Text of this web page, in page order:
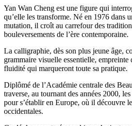
Yan Wan Cheng est une figure qui
qu’elle les transforme. Né en 1976 dans
mutation, il croît au carrefour des
bouleversements de l’ère contemporaine.
La calligraphie, dès son plus jeune âge,
grammaire visuelle essentielle, empreinte
fluidité qui marqueront toute sa pratique.
Diplômé de l’Académie centrale des
traverse, au tournant des années 2000,
pour s’établir en Europe, où il découvre
occidentales.